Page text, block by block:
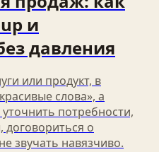
и
давления
или продукт, в
слова», а
потребности,
договориться о
звучать навязчиво.